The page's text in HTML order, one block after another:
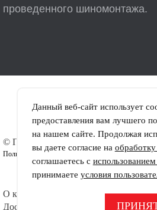
проведенного шиномонтажа.
© ПРОТЕКТОР-ЮГ
Пользовательское соглашение
Шины
Диски
Шиномонтаж
Контакты
О компании
Доставка
Офис:
+7 (863)
Данный веб-сайт использует
предоставления вам лучшего
на нашем сайте. Продолжая
вы даете согласие на
соглашаетесь с
принимаете условия